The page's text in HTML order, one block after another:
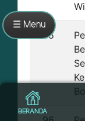
95
BERANDA
☰ Menu